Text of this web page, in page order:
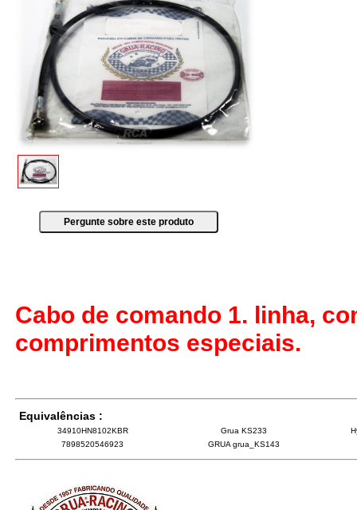
Cabo de comando 1. linha,
comprimentos especiais.
Equivalências :
34910HN8102KBR Grua KS233
7898520546923
GRUA grua_KS143